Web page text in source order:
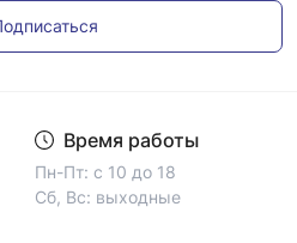
Время работы
Пн-Пт: с 10 до 18
Сб, Вс: выходные